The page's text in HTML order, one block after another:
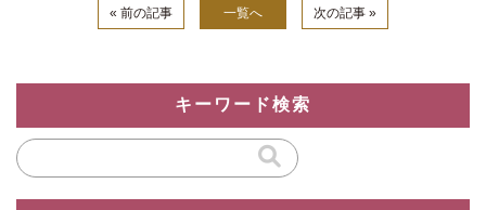
キーワード検索
« 前の記事 一覧へ 次の記事 »